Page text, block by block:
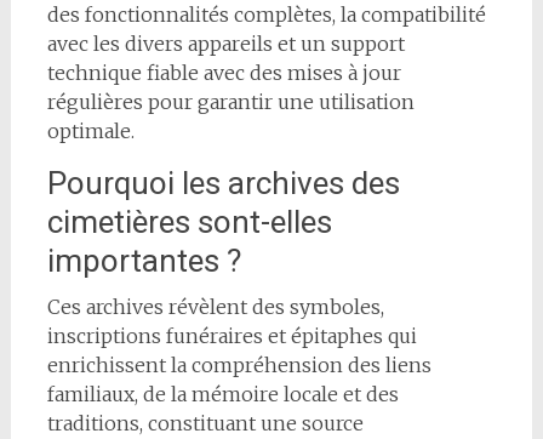
des fonctionnalités complètes, la compatibilité
avec les divers appareils et un support
technique fiable avec des mises à jour
régulières pour garantir une utilisation
optimale.
Pourquoi les archives des
cimetières sont-elles
importantes ?
Ces archives révèlent des symboles,
inscriptions funéraires et épitaphes qui
enrichissent la compréhension des liens
familiaux, de la mémoire locale et des
traditions, constituant une source